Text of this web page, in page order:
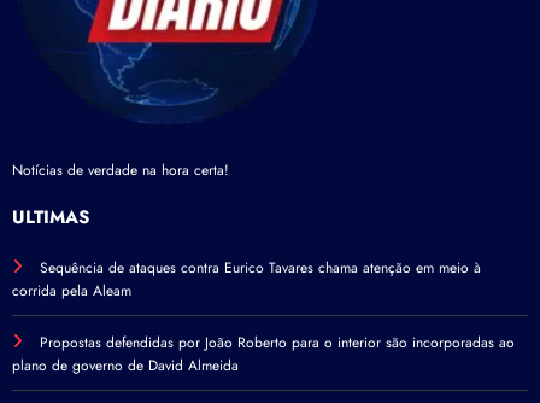
Notícias de verdade na hora certa!
ÚLTIMAS
Sequência de ataques contra Eurico Tavares chama atenção em meio à
corrida pela Aleam
Propostas defendidas por João Roberto para o interior são incorporadas ao
plano de governo de David Almeida